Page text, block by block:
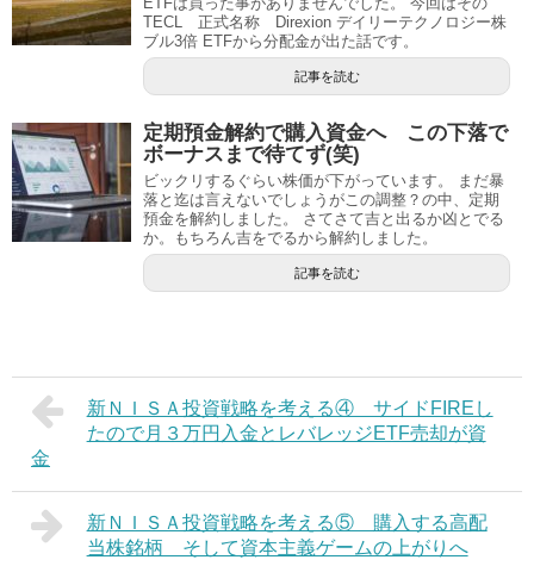
TECL 正式名称 Direxion デイリーテクノロジー株
ブル3倍 ETFから分配金が出た話です。
記事を読む
定期預金解約で購入資金へ この下落で
ボーナスまで待てず(笑)
ビックリするぐらい株価が下がっています。 まだ暴
落と迄は言えないでしょうがこの調整？の中、定期
預金を解約しました。 さてさて吉と出るか凶とでる
か。もちろん吉をでるから解約しました。
記事を読む
新ＮＩＳＡ投資戦略を考える④ サイドFIREし
たので月３万円入金とレバレッジETF売却が資
金
新ＮＩＳＡ投資戦略を考える⑤ 購入する高配
当株銘柄 そして資本主義ゲームの上がりへ